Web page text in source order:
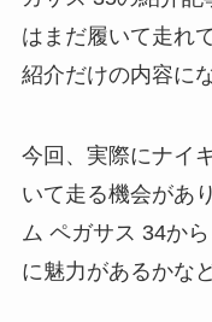
はまだ履いて走れ
紹介だけの内容に
今回、実際にナイ
いて走る機会があ
ム ペガサス 34か
に魅力があるかな